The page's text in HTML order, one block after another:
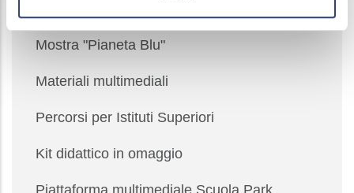
Mostra "Pianeta Blu"
Materiali multimediali
Percorsi per Istituti Superiori
Kit didattico in omaggio
Piattaforma multimediale Scuola Park